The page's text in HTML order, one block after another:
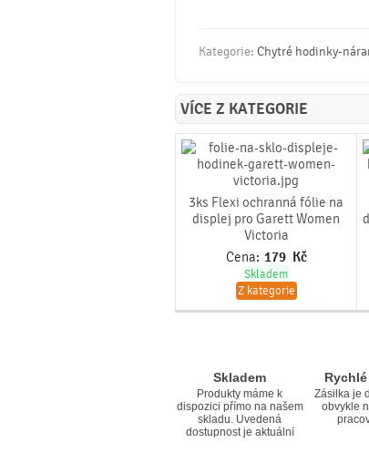
Kategorie: Chytré hodinky-
VÍCE Z KATEGORIE
3ks Flexi ochranná fólie na
displej pro Garett Women
Victoria
Cena: 179 Kč
Skladem
Z kategorie
Skladem
Produkty máme k
dispozici přímo na našem
skladu. Uvedená
dostupnost je aktuální
Zásilka je
obvykle